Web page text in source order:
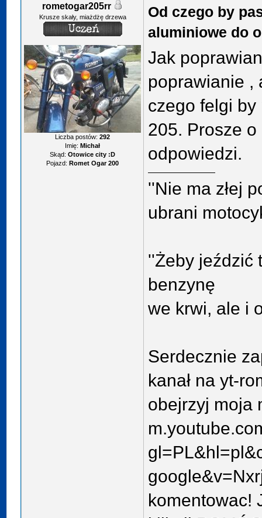
rometogar205rr
Krusze skały, miażdżę drzewa
Liczba postów:292
Imię: Michał
Skąd: Otowice city :D
Pojazd: Romet Ogar 200
Od czego by
aluminiowe do
Jak
poprawianie ,
czego felgi
205. Prosze
odpowiedzi.
''Nie ma złej
ubrani
''Żeby jeździć
benzynę
we krwi, ale i
Serdecznie
kanał na yt-
obejrzyj moja
komentowac!